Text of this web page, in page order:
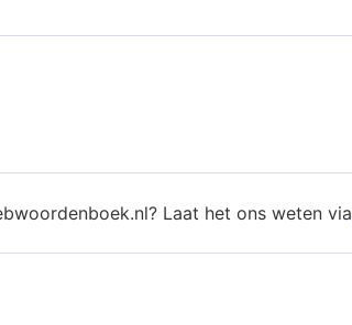
Laat het ons weten via